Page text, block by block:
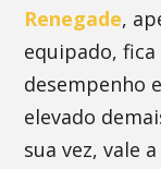
Renegade,
equipado,
desempenho
elevado
sua vez, vale